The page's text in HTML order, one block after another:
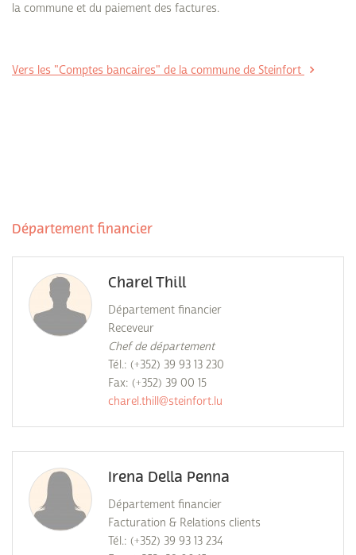
la commune et du paiement des factures.
Vers les "Comptes bancaires" de la commune de Steinfort
Département financier
Charel Thill
Département financier
Receveur
Chef de département
Tél.: (+352) 39 93 13 230
Fax: (+352) 39 00 15
charel.thill@steinfort.lu
Irena Della Penna
Département financier
Facturation & Relations clients
Tél.: (+352) 39 93 13 234